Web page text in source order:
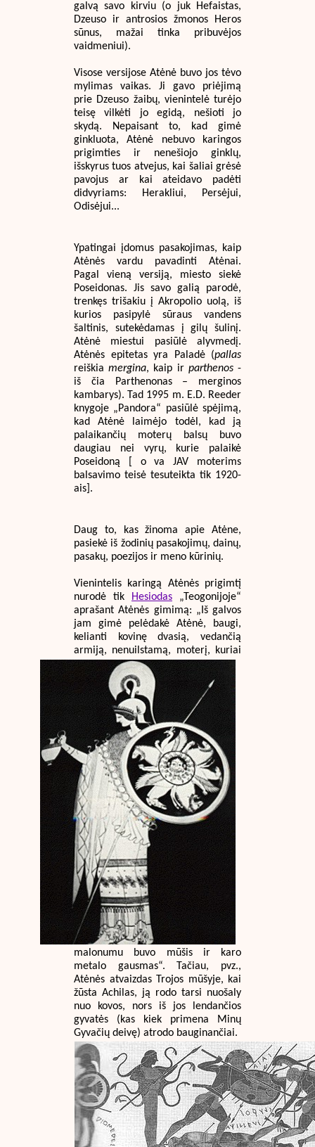
galvą savo kirviu (o juk Hefaistas,
Dzeuso ir antrosios žmonos Heros
sūnus, mažai tinka pribuvėjos
vaidmeniui).
Visose versijose Atėnė buvo jos tėvo
mylimas vaikas. Ji gavo priėjimą
prie Dzeuso žaibų, vienintelė turėjo
teisę vilkėti jo egidą, nešioti jo
skydą. Nepaisant to, kad gimė
ginkluota, Atėnė nebuvo karingos
prigimties ir nenešiojo ginklų,
išskyrus tuos atvejus, kai šaliai grėsė
pavojus ar kai ateidavo padėti
didvyriams: Herakliui, Persėjui,
Odisėjui...
Ypatingai įdomus pasakojimas, kaip
Atėnės vardu pavadinti Atėnai.
Pagal vieną versiją, miesto siekė
Poseidonas. Jis savo galią parodė,
trenkęs trišakiu į Akropolio uolą, iš
kurios pasipylė sūraus vandens
šaltinis, sutekėdamas į gilų šulinį.
Atėnė miestui pasiūlė alyvmedį.
Atėnės epitetas yra Paladė (pallas
reiškiamergina, kaip ir parthenos-
iš čia Parthenonas – merginos
kambarys). Tad 1995 m. E.D. Reeder
knygoje „Pandora“ pasiūlė spėjimą,
kad Atėnė laimėjo todėl, kad ją
palaikančių moterų balsų buvo
daugiau nei vyrų, kurie palaikė
Poseidoną [ o va JAV moterims
balsavimo teisė tesuteikta tik 1920-
ais].
Daug to, kas žinoma apie Atėne,
pasiekė iš žodinių pasakojimų, dainų,
pasakų, poezijos ir meno kūrinių.
Vienintelis karingą Atėnės prigimtį
nurodė tik
Hesiodas „Teogonijoje“
aprašant Atėnės gimimą: „Iš galvos
jam gimė pelėdakė Atėnė, baugi,
kelianti kovinę dvasią, vedančią
armiją, nenuilstamą, moterį, kuriai
malonumu buvo mūšis ir karo
metalo gausmas“. Tačiau, pvz.,
Atėnės atvaizdas Trojos mūšyje, kai
žūsta Achilas, ją rodo tarsi nuošaly
nuo kovos, nors iš jos lendančios
gyvatės (kas kiek primena Minų
Gyvačių deivę) atrodo bauginančiai.